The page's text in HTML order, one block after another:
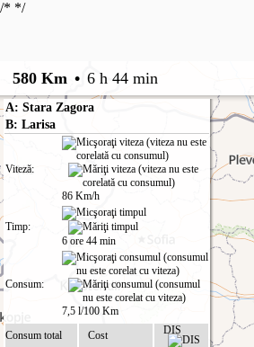
/* */
580 Km • 6 h 44 min
A: Stara Zagora
B: Larisa
Viteză:
86 Km/h
Timp:
6 ore 44 min
Consum:
7,5 l/100 Km
Consum total
Cost
DIS